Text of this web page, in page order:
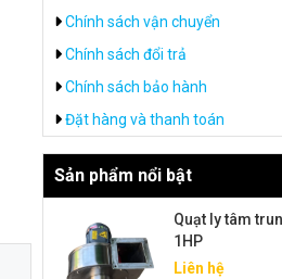
Chính sách vận chuyển
Chính sách đổi trả
Chính sách bảo hành
Đặt hàng và thanh toán
Sản phẩm nổi bật
Quạt ly tâm
1HP
Liên hệ